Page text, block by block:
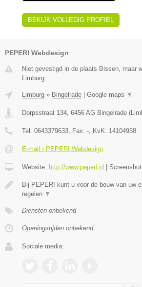
BEKIJK VOLLEDIG PROFIEL
PEPERI Webdesign
Niet gevestigd in de plaats Bissen, maar
Limburg.
Limburg » Bingelrade Google maps ▼
Dorpsstraat 134, 6456 AG Bingelrade (
Tel: 0643379633, Fax: -, KvK: 14104958
E-mail › PEPERI Webdesign
Website: http://www.peperi.nl Screenshot
Bij PEPERI kunt u voor de bouw van uw
regelen ▼
Diensten onbekend
Openingstijden onbekend
Sociale media: